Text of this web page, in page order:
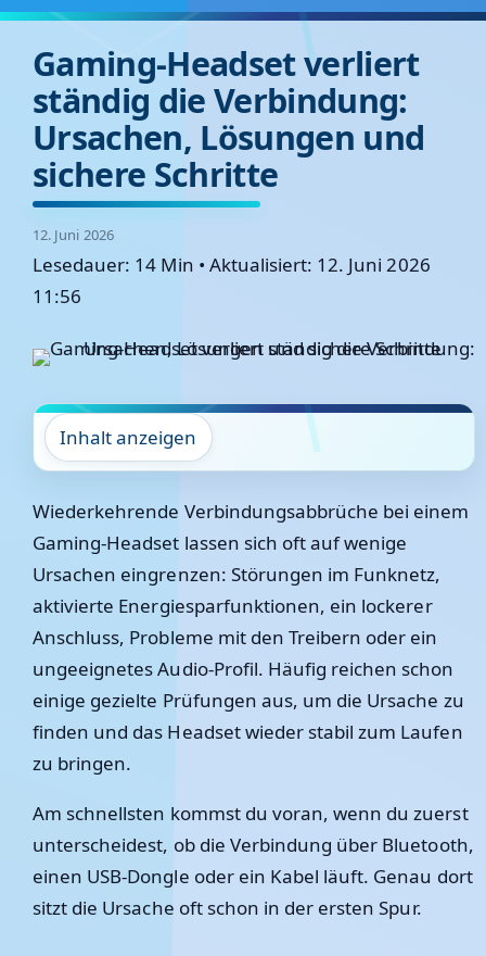
Gaming-Headset verliert
ständig die Verbindung:
Ursachen, Lösungen und
sichere Schritte
12. Juni 2026
Lesedauer: 14 Min • Aktualisiert: 12. Juni 2026
11:56
Inhalt anzeigen
Wiederkehrende Verbindungsabbrüche bei einem
Gaming-Headset lassen sich oft auf wenige
Ursachen eingrenzen: Störungen im Funknetz,
aktivierte Energiesparfunktionen, ein lockerer
Anschluss, Probleme mit den Treibern oder ein
ungeeignetes Audio-Profil. Häufig reichen schon
einige gezielte Prüfungen aus, um die Ursache zu
finden und das Headset wieder stabil zum Laufen
zu bringen.
Am schnellsten kommst du voran, wenn du zuerst
unterscheidest, ob die Verbindung über Bluetooth,
einen USB-Dongle oder ein Kabel läuft. Genau dort
sitzt die Ursache oft schon in der ersten Spur.